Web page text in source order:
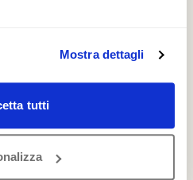
Mostra dettagli
tutti
domanda i residenti a
installare un